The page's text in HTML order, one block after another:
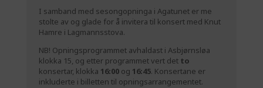
I samband med sesongopninga i Agatunet er me
stolte av og glade for å invitera til konsert med Knut
Hamre i Lagmannsstova.
NB! Opningsprogrammet avhaldast i Asbjørnsløa
klokka 15, og etter programmet vert det to
konsertar, klokka 16:00og 16:45. Konsertane er
inkluderte i billetten til opningsarrangementet.